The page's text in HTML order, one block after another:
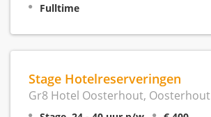
Fulltime
Stage Hotelreserveringen
Gr8 Hotel Oosterhout, Oosterhout